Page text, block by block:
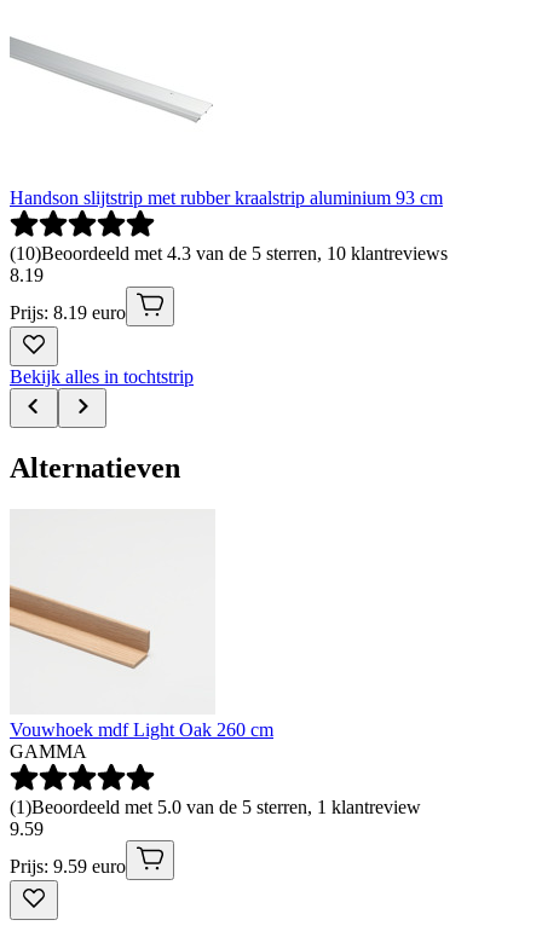
Handson slijtstrip met rubber kraalstrip aluminium 93 cm
(10)Beoordeeld met 4.3 van de 5 sterren, 10 klantreviews
8.19
Prijs: 8.19 euro
Bekijk alles in tochtstrip
Alternatieven
Vouwhoek mdf Light Oak 260 cm
GAMMA
(1)Beoordeeld met 5.0 van de 5 sterren, 1 klantreview
9.59
Prijs: 9.59 euro